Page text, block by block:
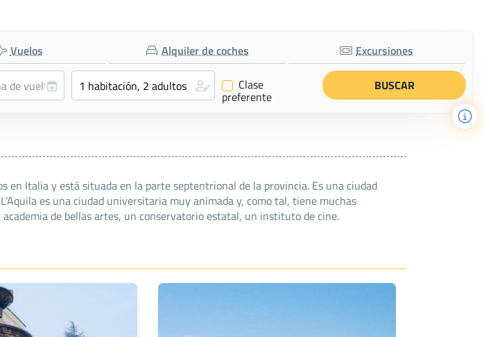
Vuelos Alquiler de coches Excursiones
✔ Clase
preferente
en Italia y está situada en la parte septentrional de la provincia. Es una ciudad
es una ciudad universitaria muy animada y, como tal, tiene muchas
de bellas artes, un conservatorio estatal, un instituto de cine.